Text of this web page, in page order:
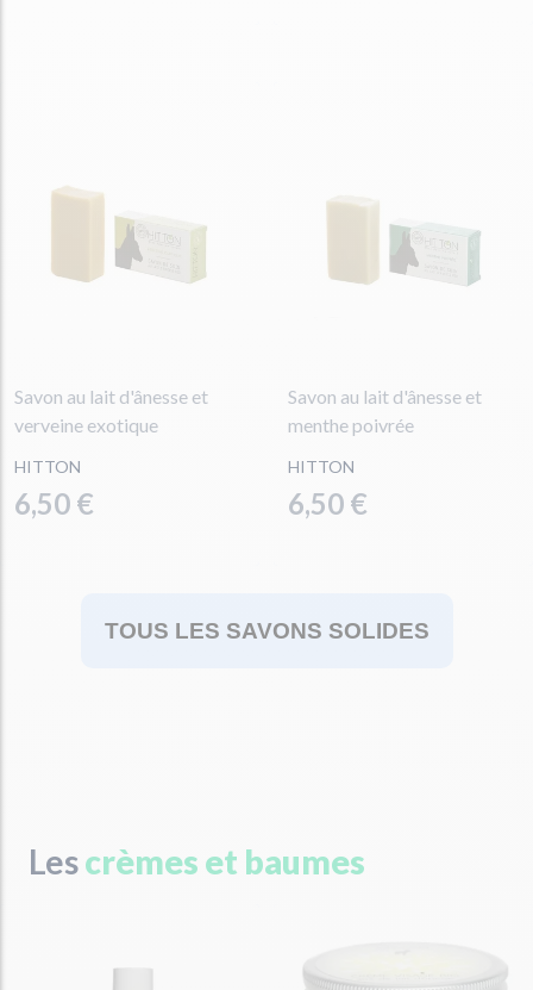
Savon au lait d'ânesse et
verveine exotique
HITTON
6,50 €
Savon au lait d'ânesse et
menthe poivrée
HITTON
6,50 €
TOUS LES SAVONS SOLIDES
Lescrèmes et baumes